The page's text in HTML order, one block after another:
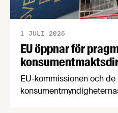
EU öppnar för
1 JULI 2026
EU-kommissionen och de